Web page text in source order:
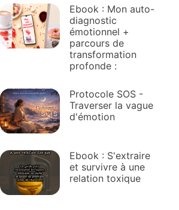
Ebook : Mon auto-
diagnostic
émotionnel +
parcours de
transformation
profonde :
Protocole SOS -
Traverser la vague
d'émotion
Ebook : S'extraire
et survivre à une
relation toxique